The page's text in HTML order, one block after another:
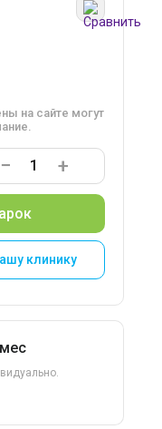
на сайте могут
− +
клинику